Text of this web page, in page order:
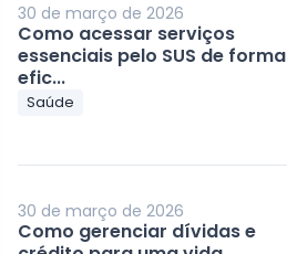
30 de março de 2026
Como acessar serviços
essenciais pelo SUS de forma
efic...
Saúde
30 de março de 2026
Como gerenciar dívidas e